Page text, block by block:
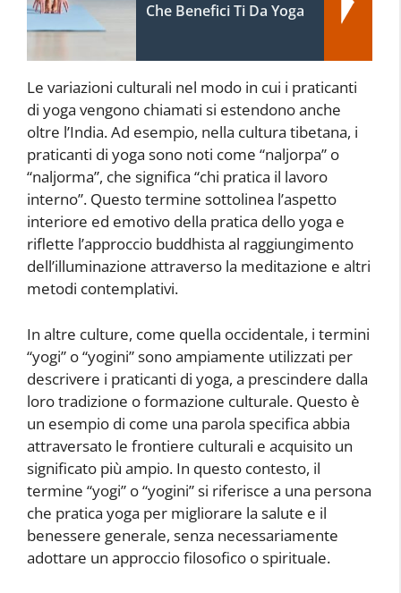
Che Benefici Ti Da Yoga
Le variazioni culturali nel modo in cui i praticanti
di yoga vengono chiamati si estendono anche
oltre l’India. Ad esempio, nella cultura tibetana, i
praticanti di yoga sono noti come “naljorpa” o
“naljorma”, che significa “chi pratica il lavoro
interno”. Questo termine sottolinea l’aspetto
interiore ed emotivo della pratica dello yoga e
riflette l’approccio buddhista al raggiungimento
dell’illuminazione attraverso la meditazione e altri
metodi contemplativi.
In altre culture, come quella occidentale, i termini
“yogi” o “yogini” sono ampiamente utilizzati per
descrivere i praticanti di yoga, a prescindere dalla
loro tradizione o formazione culturale. Questo è
un esempio di come una parola specifica abbia
attraversato le frontiere culturali e acquisito un
significato più ampio. In questo contesto, il
termine “yogi” o “yogini” si riferisce a una persona
che pratica yoga per migliorare la salute e il
benessere generale, senza necessariamente
adottare un approccio filosofico o spirituale.